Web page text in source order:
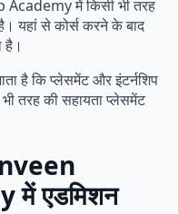
में किसी भी तरह
यहां से कोर्स करने के बाद
है।
है कि प्लेसमेंट और इंटर्नशिप
तरह की सहायता प्लेसमेंट
एडमिशन